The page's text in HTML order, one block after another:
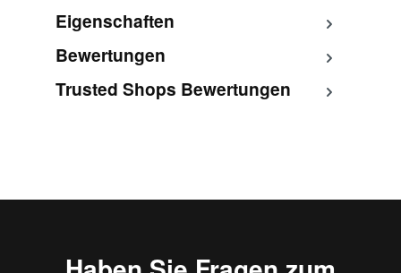
Eigenschaften
Bewertungen
Trusted Shops Bewertungen